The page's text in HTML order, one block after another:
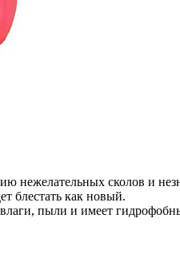
нежелательных сколов и
блестать как новый.
пыли и имеет